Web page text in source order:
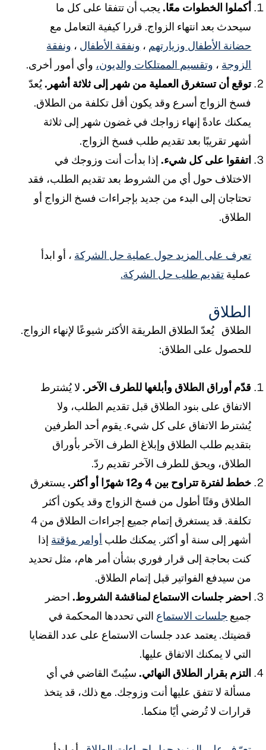
أكملوا الخطوات معًا.يجب أن تتفقا على كل ما
سيحدث بعد انتهاء الزواج. قررا كيفية التعامل مع
حضانة الأطفال وزيارتهم ،ونفقة الأطفال،ونفقة
الزوجة،وتقسيم الممتلكات والديون،وأي أمور أخرى.
توقع أن تستغرق العملية من شهر إلى ثلاثة أشهر.يُعدّ
فسخ الزواج أسرع وقد يكون أقل تكلفة من الطلاق.
يمكنك عادةً إنهاء زواجك في غضون شهر إلى ثلاثة
أشهر تقريبًا بعد تقديم طلب فسخ الزواج.
اتفقوا على كل شيء.إذا بدأت أنت وزوجك في
الاختلاف حول أي من الشروط بعد تقديم الطلب، فقد
تحتاجان إلى البدء من جديد بإجراءات فسخ الزواج أو
الطلاق.
تعرف على المزيد حول عملية حل الشركة، أو ابدأ
عمليةتقديم طلب حل الشركة.
الطلاق
الطلاقيُعدّ الطلاق الطريقة الأكثر شيوعًا لإنهاء الزواج.
للحصول على الطلاق:
قدّم أوراق الطلاق وأبلغها للطرف الآخر.لا يُشترط
الاتفاق على بنود الطلاق قبل تقديم الطلب، ولا
يُشترط الاتفاق على كل شيء. يقوم أحد الطرفين
بتقديم طلب الطلاق وإبلاغ الطرف الآخر بأوراق
الطلاق، ويحق للطرف الآخر تقديم ردّ.
خطط لفترة تتراوح بين 4 و12 شهرًا أو أكثر.
يستغرق
الطلاق وقتًا أطول من فسخ الزواج وقد يكون أكثر
تكلفة. قد يستغرق إتمام جميع إجراءات الطلاق من 4
أشهر إلى سنة أو أكثر. يمكنك طلبأوامر مؤقتةإذا
كنت بحاجة إلى قرار فوري بشأن أمر هام، مثل تحديد
من سيدفع الفواتير قبل إتمام الطلاق.
احضر جلسات الاستماع لمناقشة الشروط.احضر
جميعجلسات الاستماعالتي تحددها المحكمة في
قضيتك. يعتمد عدد جلسات الاستماع على عدد القضايا
التي لا يمكنك الاتفاق عليها.
التزم بقرار الطلاق النهائي.سيُبتّ القاضي في أي
مسألة لا تتفق عليها أنت وزوجك. مع ذلك، قد يتخذ
قرارات لا تُرضي أيًا منكما.